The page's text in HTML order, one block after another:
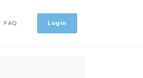
FAQ Login